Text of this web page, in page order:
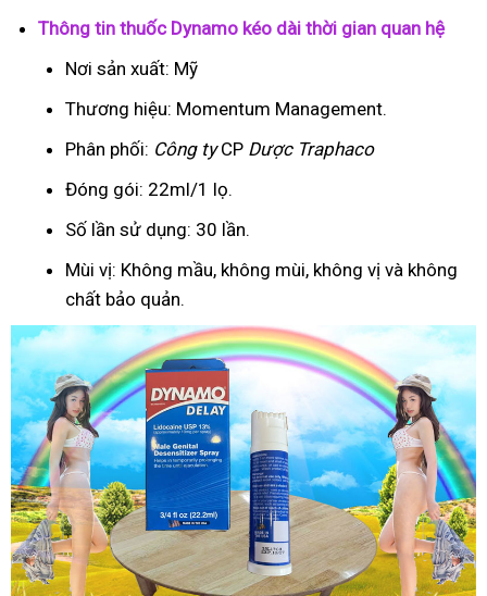
Thông tin thuốc Dynamo kéo dài thời gian quan hệ
Nơi sản xuất: Mỹ
Thương hiệu: Momentum Management.
Phân phối: Công tyCP Dược Traphaco
Đóng gói: 22ml/1 lọ.
Số lần sử dụng: 30 lần.
Mùi vị: Không mầu, không mùi, không vị và không
chất bảo quản.